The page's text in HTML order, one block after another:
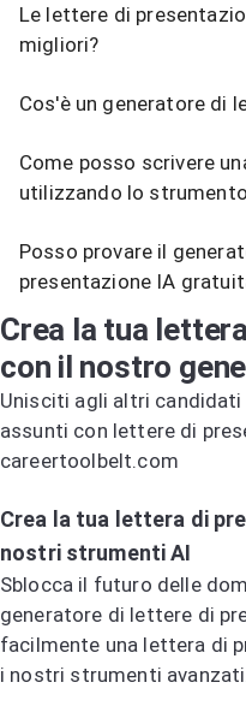
Le lettere di
migliori?
Cos'è un generatore di
Come posso scrivere
utilizzando lo
Posso provare il
presentazione IA
Crea la tua
con il nostro
Unisciti agli altri
assunti con lettere di
careertoolbelt.com
Crea la tua lettera di
nostri strumenti AI
Sblocca il futuro delle
generatore di lettere di
facilmente una lettera di
i nostri strumenti avanzati.